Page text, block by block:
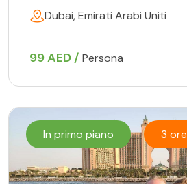
Dubai, Emirati Arabi Uniti
99 AED / Persona
In primo piano 3 ore